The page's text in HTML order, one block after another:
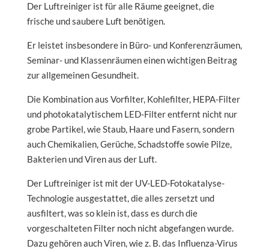
Der Luftreiniger ist für alle Räume geeignet, die
frische und saubere Luft benötigen.
Er leistet insbesondere in Büro- und Konferenzräumen,
Seminar- und Klassenräumen einen wichtigen Beitrag
zur allgemeinen Gesundheit.
Die Kombination aus Vorfilter, Kohlefilter, HEPA-Filter
und photokatalytischem LED-Filter entfernt nicht nur
grobe Partikel, wie Staub, Haare und Fasern, sondern
auch Chemikalien, Gerüche, Schadstoffe sowie Pilze,
Bakterien und Viren aus der Luft.
Der Luftreiniger ist mit der UV-LED-Fotokatalyse-
Technologie ausgestattet, die alles zersetzt und
ausfiltert, was so klein ist, dass es durch die
vorgeschalteten Filter noch nicht abgefangen wurde.
Dazu gehören auch Viren, wie z. B. das Influenza-Virus